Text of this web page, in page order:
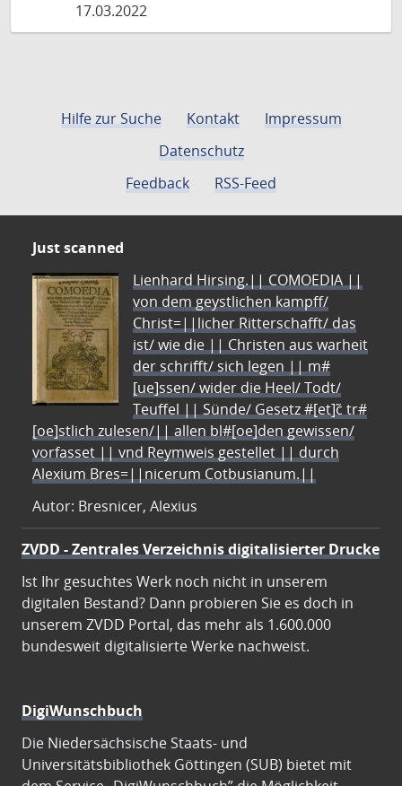
17.03.2022
Hilfe zur Suche Kontakt
Impressum
Datenschutz
Feedback
RSS-Feed
Just scanned
Lienhard Hirsing.|| COMOEDIA ||
von dem geystlichen kampff/
Christ=||licher Ritterschafft/ das
ist/ wie die || Christen aus warheit
der schrifft/ sich legen || m#
[ue]ssen/ wider die Heel/ Todt/
Teuffel || Sünde/ Gesetz #[et]c̃ tr#
[oe]stlich zulesen/|| allen bl#[oe]den gewissen/
vorfasset || vnd Reymweis gestellet || durch
Alexium Bres=||nicerum Cotbusianum.||
Autor: Bresnicer, Alexius
ZVDD - Zentrales Verzeichnis digitalisierter Drucke
Ist Ihr gesuchtes Werk noch nicht in unserem
digitalen Bestand? Dann probieren Sie es doch in
unserem ZVDD Portal, das mehr als 1.600.000
bundesweit digitalisierte Werke nachweist.
DigiWunschbuch
Die Niedersächsische Staats- und
Universitätsbibliothek Göttingen (SUB) bietet mit